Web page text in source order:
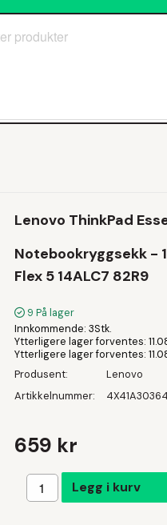
Lenovo ThinkPad
Notebookryggsekk -
Flex 5 14ALC7 82R9
9 På lager
Innkommende 3Stk.
Ytterligere lager forventes
Ytterligere lager forventes
Produsent
Lenovo
Artikkelnummer
4X41A30364
659 kr
Legg i handlekurven
Legg i kurv